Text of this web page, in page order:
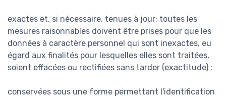
exactes et, si nécessaire, tenues à jour; toutes les
mesures raisonnables doivent être prises pour que les
données à caractère personnel qui sont inexactes, eu
égard aux finalités pour lesquelles elles sont traitées,
soient effacées ou rectifiées sans tarder (exactitude) ;
conservées sous une forme permettant l'identification